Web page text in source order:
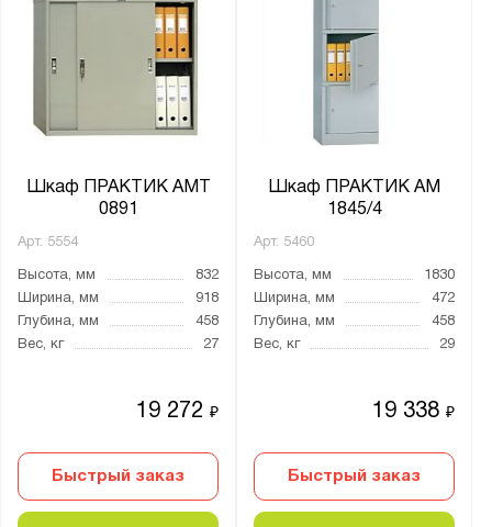
Шкаф ПРАКТИК AMT
0891
Арт. 5554
Высота, мм
832
Ширина, мм
918
Глубина, мм
458
Вес, кг
27
19 272₽
Быстрый заказ
Шкаф ПРАКТИК AM
1845/4
Арт. 5460
Высота, мм
1830
Ширина, мм
472
Глубина, мм
458
Вес, кг
29
19 338₽
Быстрый заказ